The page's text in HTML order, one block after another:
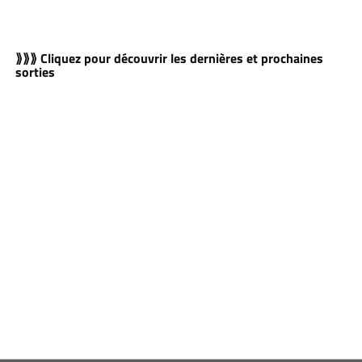
⟫⟫⟫ Cliquez pour découvrir les dernières et prochaines
sorties